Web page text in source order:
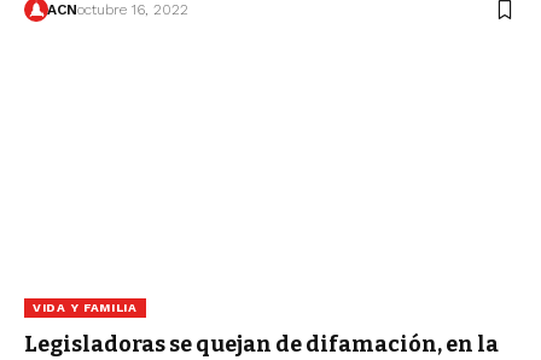
ACNoctubre 16, 2022
VIDA Y FAMILIA
Legisladoras se quejan de difamación, en la